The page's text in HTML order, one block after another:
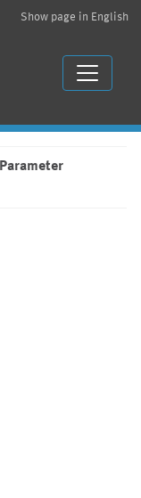
Show page in English
Parameter